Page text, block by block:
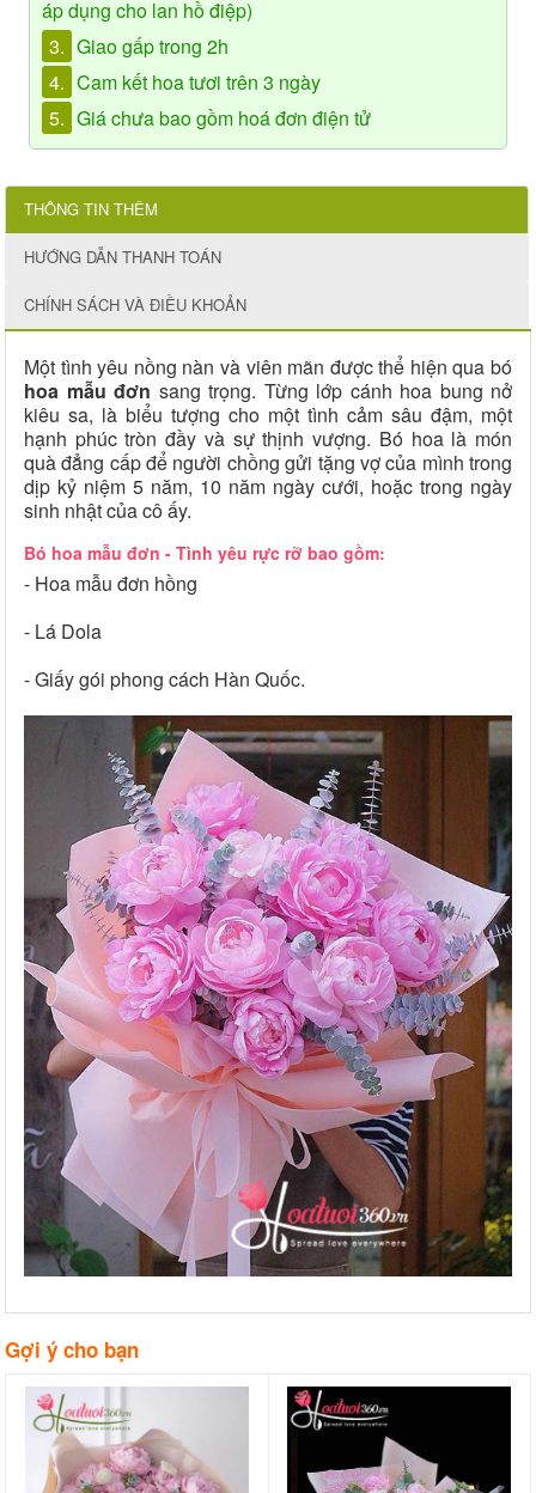
áp dụng cho lan hồ điệp)
3. Giao gấp trong 2h
4. Cam kết hoa tươi trên 3 ngày
5. Giá chưa bao gồm hoá đơn điện tử
THÔNG TIN THÊM
HƯỚNG DẪN THANH TOÁN
CHÍNH SÁCH VÀ ĐIỀU KHOẢN
Một tình yêu nồng nàn và viên mãn được thể hiện qua bó
hoa mẫu đơn sang trọng. Từng lớp cánh hoa bung nở
kiêu sa, là biểu tượng cho một tình cảm sâu đậm, một
hạnh phúc tròn đầy và sự thịnh vượng. Bó hoa là món
quà đẳng cấp để người chồng gửi tặng vợ của mình trong
dịp kỷ niệm 5 năm, 10 năm ngày cưới, hoặc trong ngày
sinh nhật của cô ấy.
Bó hoa mẫu đơn - Tình yêu rực rỡ bao gồm:
- Hoa mẫu đơn hồng
- Lá Dola
- Giấy gói phong cách Hàn Quốc.
Gợi ý cho bạn